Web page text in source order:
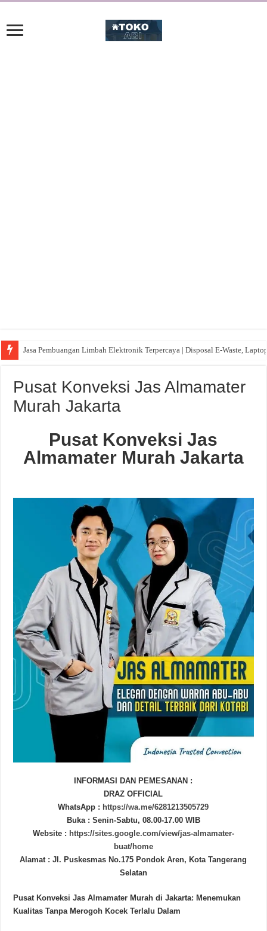
Jasa Pembuangan Limbah Elektronik Terpercaya | Disposal E-Waste,
Pusat Konveksi Jas Almamater
Murah Jakarta
Pusat Konveksi Jas
Almamater Murah Jakarta
INFORMASI DAN PEMESANAN :
DRAZ OFFICIAL
WhatsApp : https://wa.me/6281213505729
Buka : Senin-Sabtu, 08.00-17.00 WIB
Website : https://sites.google.com/view/jas-almamater-
buat/home
Alamat : Jl. Puskesmas No.175 Pondok Aren, Kota Tangerang
Selatan
Pusat Konveksi Jas Almamater Murah di Jakarta: Menemukan
Kualitas Tanpa Merogoh Kocek Terlalu Dalam